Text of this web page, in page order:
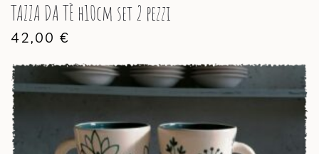
TAZZA DA TÈ h10cm set 2 pezzi
42,00 €